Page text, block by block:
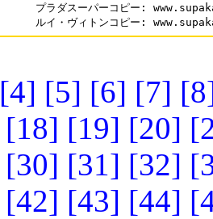
プラダスーパーコピー:
ルイ・ヴィトンコピー:
[4] [5] [6] [7]
[18] [19] [20]
[30] [31] [32]
[42] [43] [44]